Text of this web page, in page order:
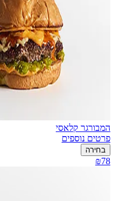
המבורגר קלאסי
פרטים נוספים
בחירה
₪78